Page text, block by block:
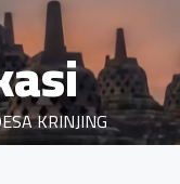
KRINJING